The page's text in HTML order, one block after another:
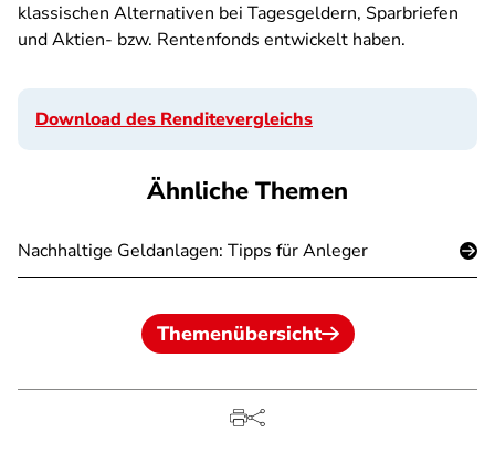
klassischen Alternativen bei Tagesgeldern, Sparbriefen
und Aktien- bzw. Rentenfonds entwickelt haben.
Download des Renditevergleichs
Ähnliche Themen
Nachhaltige Geldanlagen: Tipps für Anleger
Themenübersicht